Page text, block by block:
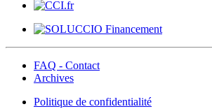
FAQ - Contact
Archives
Politique de confidentialité